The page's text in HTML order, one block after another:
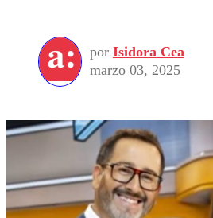
por Isidora Cea
marzo 03, 2025